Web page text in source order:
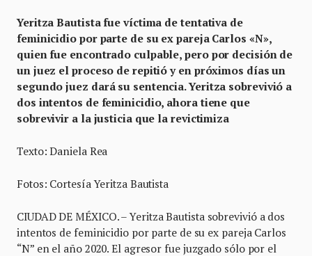
Yeritza Bautista fue víctima de tentativa de
feminicidio por parte de su ex pareja Carlos «N»,
quien fue encontrado culpable, pero por decisión de
un juez el proceso de repitió y en próximos días un
segundo juez dará su sentencia. Yeritza sobrevivió a
dos intentos de feminicidio, ahora tiene que
sobrevivir a la justicia que la revictimiza
Texto: Daniela Rea
Fotos: Cortesía Yeritza Bautista
CIUDAD DE MÉXICO. – Yeritza Bautista sobrevivió a dos
intentos de feminicidio por parte de su ex pareja Carlos
“N” en el año 2020. El agresor fue juzgado sólo por el